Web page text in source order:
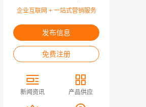
企业互联网 + 一站式营销服务
发布信息
免费注册
新闻资讯 产品供应